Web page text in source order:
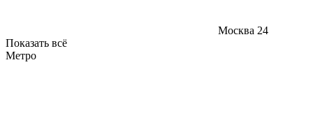
Москва 24
Показать всё
Метро